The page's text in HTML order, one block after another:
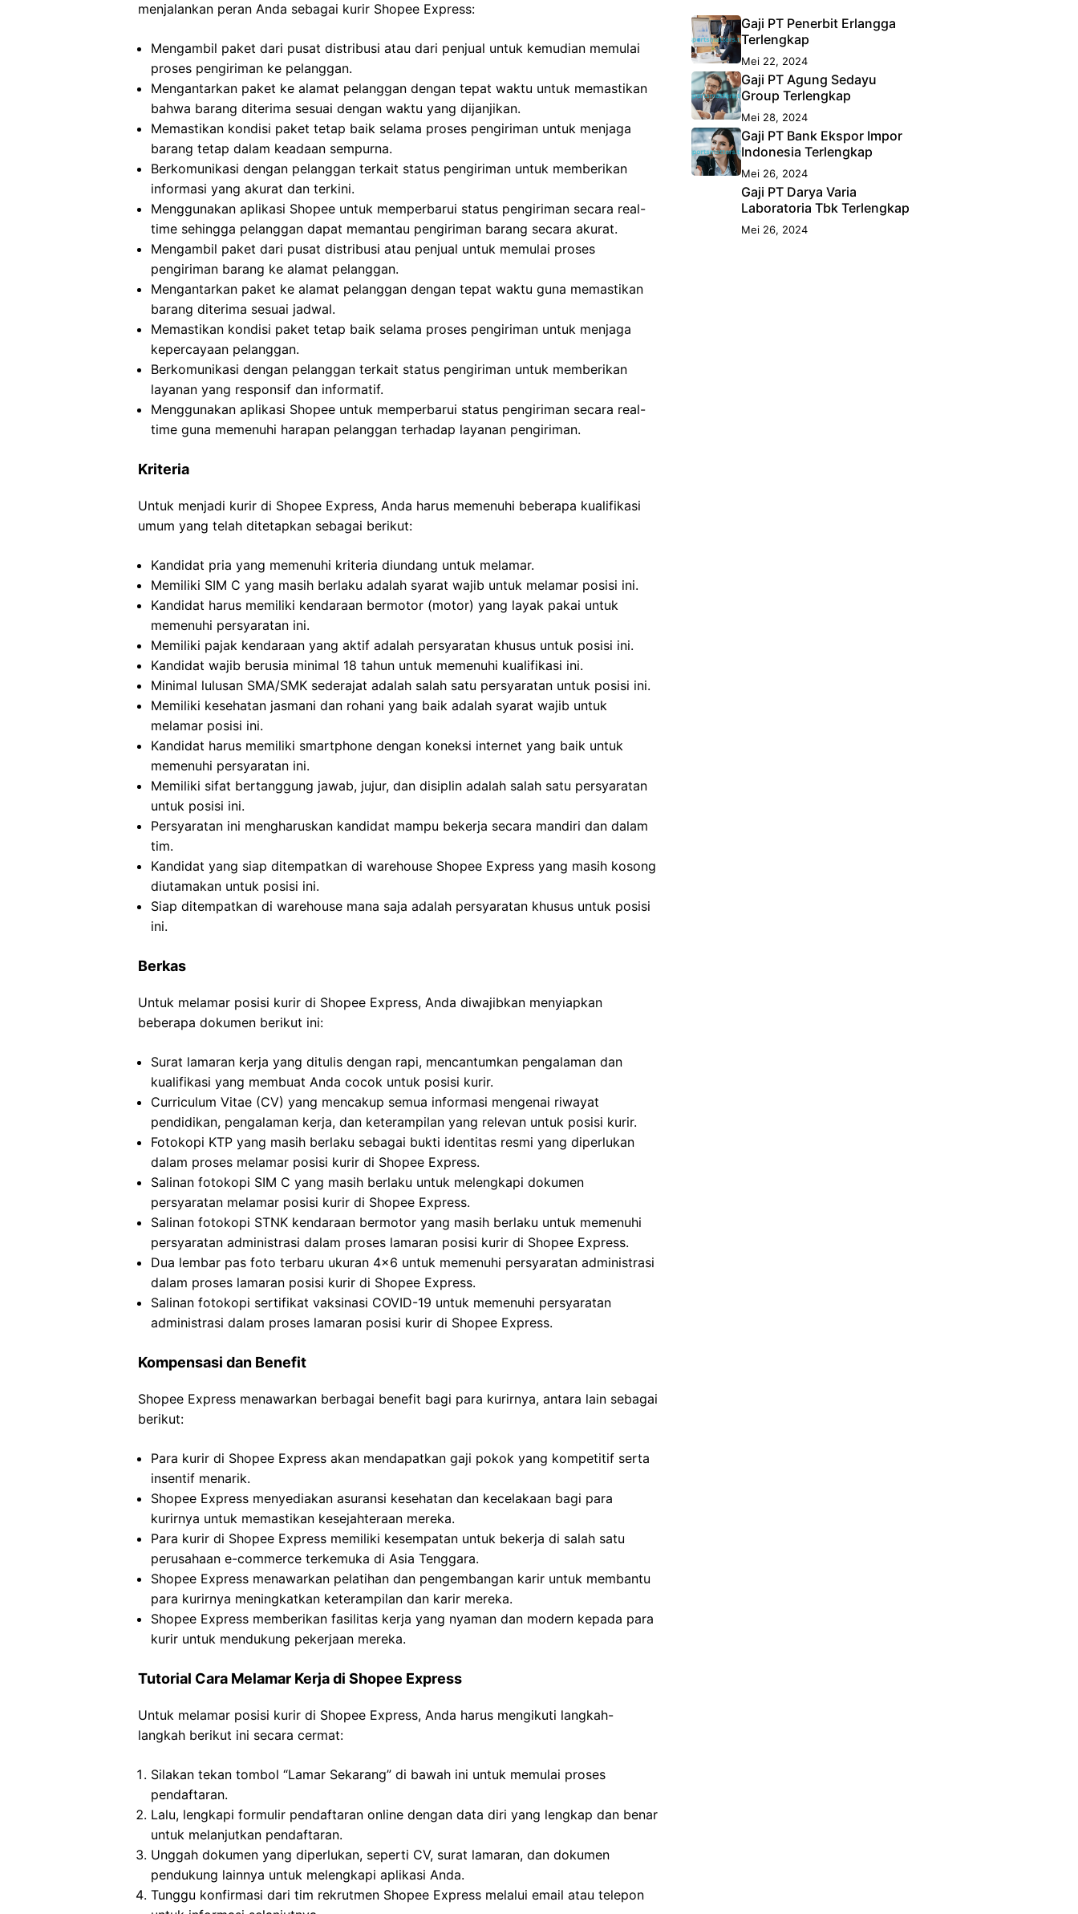
menjalankan peran Anda sebagai kurir Shopee Express:
Mengambil paket dari pusat distribusi atau dari penjual untuk kemudian memulai
proses pengiriman ke pelanggan.
Mengantarkan paket ke alamat pelanggan dengan tepat waktu untuk memastikan
bahwa barang diterima sesuai dengan waktu yang dijanjikan.
Memastikan kondisi paket tetap baik selama proses pengiriman untuk menjaga
barang tetap dalam keadaan sempurna.
Berkomunikasi dengan pelanggan terkait status pengiriman untuk memberikan
informasi yang akurat dan terkini.
Menggunakan aplikasi Shopee untuk memperbarui status pengiriman secara real-
time sehingga pelanggan dapat memantau pengiriman barang secara akurat.
Mengambil paket dari pusat distribusi atau penjual untuk memulai proses
pengiriman barang ke alamat pelanggan.
Mengantarkan paket ke alamat pelanggan dengan tepat waktu guna memastikan
barang diterima sesuai jadwal.
Memastikan kondisi paket tetap baik selama proses pengiriman untuk menjaga
kepercayaan pelanggan.
Berkomunikasi dengan pelanggan terkait status pengiriman untuk memberikan
layanan yang responsif dan informatif.
Menggunakan aplikasi Shopee untuk memperbarui status pengiriman secara real-
time guna memenuhi harapan pelanggan terhadap layanan pengiriman.
Kriteria
Untuk menjadi kurir di Shopee Express, Anda harus memenuhi beberapa kualifikasi
umum yang telah ditetapkan sebagai berikut:
Kandidat pria yang memenuhi kriteria diundang untuk melamar.
Memiliki SIM C yang masih berlaku adalah syarat wajib untuk melamar posisi ini.
Kandidat harus memiliki kendaraan bermotor (motor) yang layak pakai untuk
memenuhi persyaratan ini.
Memiliki pajak kendaraan yang aktif adalah persyaratan khusus untuk posisi ini.
Kandidat wajib berusia minimal 18 tahun untuk memenuhi kualifikasi ini.
Minimal lulusan SMA/SMK sederajat adalah salah satu persyaratan untuk posisi ini.
Memiliki kesehatan jasmani dan rohani yang baik adalah syarat wajib untuk
melamar posisi ini.
Kandidat harus memiliki smartphone dengan koneksi internet yang baik untuk
memenuhi persyaratan ini.
Memiliki sifat bertanggung jawab, jujur, dan disiplin adalah salah satu persyaratan
untuk posisi ini.
Persyaratan ini mengharuskan kandidat mampu bekerja secara mandiri dan dalam
tim.
Kandidat yang siap ditempatkan di warehouse Shopee Express yang masih kosong
diutamakan untuk posisi ini.
Siap ditempatkan di warehouse mana saja adalah persyaratan khusus untuk posisi
ini.
Berkas
Untuk melamar posisi kurir di Shopee Express, Anda diwajibkan menyiapkan
beberapa dokumen berikut ini:
Surat lamaran kerja yang ditulis dengan rapi, mencantumkan pengalaman dan
kualifikasi yang membuat Anda cocok untuk posisi kurir.
Curriculum Vitae (CV) yang mencakup semua informasi mengenai riwayat
pendidikan, pengalaman kerja, dan keterampilan yang relevan untuk posisi kurir.
Fotokopi KTP yang masih berlaku sebagai bukti identitas resmi yang diperlukan
dalam proses melamar posisi kurir di Shopee Express.
Salinan fotokopi SIM C yang masih berlaku untuk melengkapi dokumen
persyaratan melamar posisi kurir di Shopee Express.
Salinan fotokopi STNK kendaraan bermotor yang masih berlaku untuk memenuhi
persyaratan administrasi dalam proses lamaran posisi kurir di Shopee Express.
Dua lembar pas foto terbaru ukuran 4×6 untuk memenuhi persyaratan administrasi
dalam proses lamaran posisi kurir di Shopee Express.
Salinan fotokopi sertifikat vaksinasi COVID-19 untuk memenuhi persyaratan
administrasi dalam proses lamaran posisi kurir di Shopee Express.
Kompensasi dan Benefit
Shopee Express menawarkan berbagai benefit bagi para kurirnya, antara lain sebagai
berikut:
Para kurir di Shopee Express akan mendapatkan gaji pokok yang kompetitif serta
insentif menarik.
Shopee Express menyediakan asuransi kesehatan dan kecelakaan bagi para
kurirnya untuk memastikan kesejahteraan mereka.
Para kurir di Shopee Express memiliki kesempatan untuk bekerja di salah satu
perusahaan e-commerce terkemuka di Asia Tenggara.
Shopee Express menawarkan pelatihan dan pengembangan karir untuk membantu
para kurirnya meningkatkan keterampilan dan karir mereka.
Shopee Express memberikan fasilitas kerja yang nyaman dan modern kepada para
kurir untuk mendukung pekerjaan mereka.
Tutorial Cara Melamar Kerja di Shopee Express
Untuk melamar posisi kurir di Shopee Express, Anda harus mengikuti langkah-
langkah berikut ini secara cermat:
Silakan tekan tombol “Lamar Sekarang” di bawah ini untuk memulai proses
pendaftaran.
Lalu, lengkapi formulir pendaftaran online dengan data diri yang lengkap dan benar
untuk melanjutkan pendaftaran.
Unggah dokumen yang diperlukan, seperti CV, surat lamaran, dan dokumen
pendukung lainnya untuk melengkapi aplikasi Anda.
Tunggu konfirmasi dari tim rekrutmen Shopee Express melalui email atau telepon
Gaji PT Penerbit Erlangga
Terlengkap
Mei 22, 2024
Gaji PT Agung Sedayu
Group Terlengkap
Mei 28, 2024
Gaji PT Bank Ekspor Impor
Indonesia Terlengkap
Mei 26, 2024
Gaji PT Darya Varia
Laboratoria Tbk Terlengkap
Mei 26, 2024